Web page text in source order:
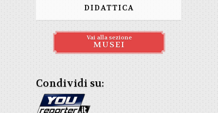
DIDATTICA
Vai alla sezione
MUSEI
Condividi su: